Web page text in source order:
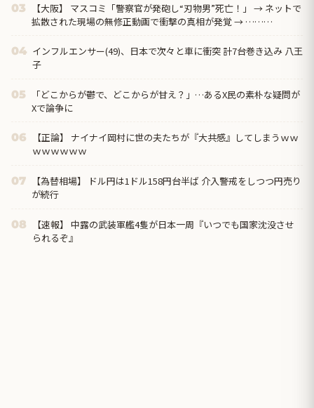
03
【大阪】 マスコミ「警察官が発砲し“刃物男”死亡！」 → ネットで
拡散された現場の無修正動画で衝撃の真相が発覚 → ………
04 インフルエンサー(49)、日本で次々と車に衝突 計7台巻き込み 八王
子
05
「どこからが鬱で、どこからが甘え？」…あるX民の素朴な疑問が
Xで論争に
06
【正論】 ナイナイ岡村に世の夫たちが『大共感』してしまうｗｗ
ｗｗｗｗｗｗ
07
【為替相場】 ドル円は1ドル158円台半ば 介入警戒をしつつ円売り
が続行
08
【速報】 中露の武装軍艦4隻が日本一周『いつでも国家沈没させ
られるぞ』